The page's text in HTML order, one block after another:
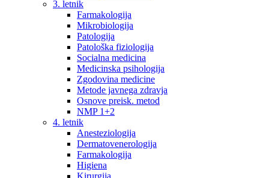
3. letnik
Farmakologija
Mikrobiologija
Patologija
Patološka fiziologija
Socialna medicina
Medicinska psihologija
Zgodovina medicine
Metode javnega zdravja
Osnove preisk. metod
NMP 1+2
4. letnik
Anesteziologija
Dermatovenerologija
Farmakologija
Higiena
Kirurgija